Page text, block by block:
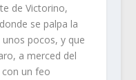
de Victorino,
se palpa la
pocos, y que
a merced del
un feo